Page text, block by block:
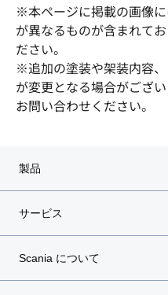
※本ページに掲載の画像
が異なるものが含まれて
ださい。
※追加の塗装や架装内容
が変更となる場合がござ
お問い合わせください。
製品
サービス
Scania について